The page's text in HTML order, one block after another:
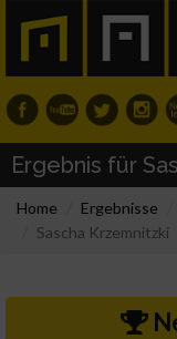
Ergebnis für
Home Ergebnisse
Sascha Krzemnitzki